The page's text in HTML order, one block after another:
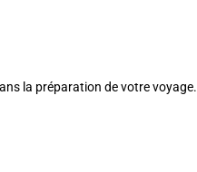
la préparation de votre voyage.